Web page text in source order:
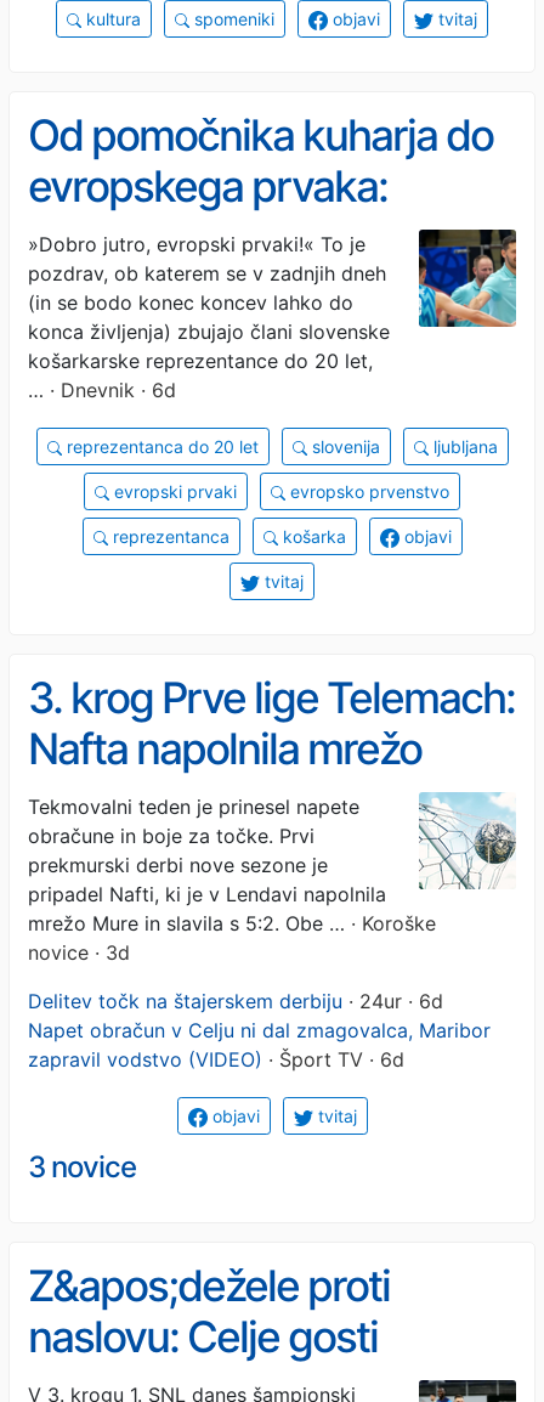
kultura spomeniki objavi tvitaj
Od pomočnika kuharja do
evropskega prvaka:
zgodba trenerja zlatih
slovenskih košarkarjev
»Dobro jutro, evropski prvaki!« To je
pozdrav, ob katerem se v zadnjih dneh
(in se bodo konec koncev lahko do
konca življenja) zbujajo člani slovenske
košarkarske reprezentance do 20 let,
… · Dnevnik · 6d
reprezentanca do 20 let slovenija ljubljana
evropski prvaki evropsko prvenstvo
reprezentanca košarka objavi
tvitaj
3. krog Prve lige Telemach:
Nafta napolnila mrežo
Mure, Olimpija v izdihljajih
do prve zmage
Tekmovalni teden je prinesel napete
obračune in boje za točke. Prvi
prekmurski derbi nove sezone je
pripadel Nafti, ki je v Lendavi napolnila
mrežo Mure in slavila s 5:2. Obe … · Koroške
novice · 3d
Delitev točk na štajerskem derbiju · 24ur · 6d
Napet obračun v Celju ni dal zmagovalca, Maribor
zapravil vodstvo (VIDEO) · Šport TV · 6d
objavi tvitaj
3 novice
Z&apos;dežele proti
naslovu: Celje gosti
Maribor, Olimpija lovi prvo
V 3. krogu 1. SNL danes šampionski